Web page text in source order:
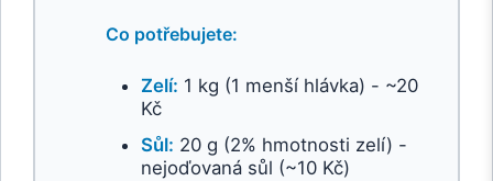
Co potřebujete:
Zelí: 1 kg (1 menší hlávka) - ~20
Kč
Sůl: 20 g (2% hmotnosti zelí) -
nejoďovaná sůl (~10 Kč)